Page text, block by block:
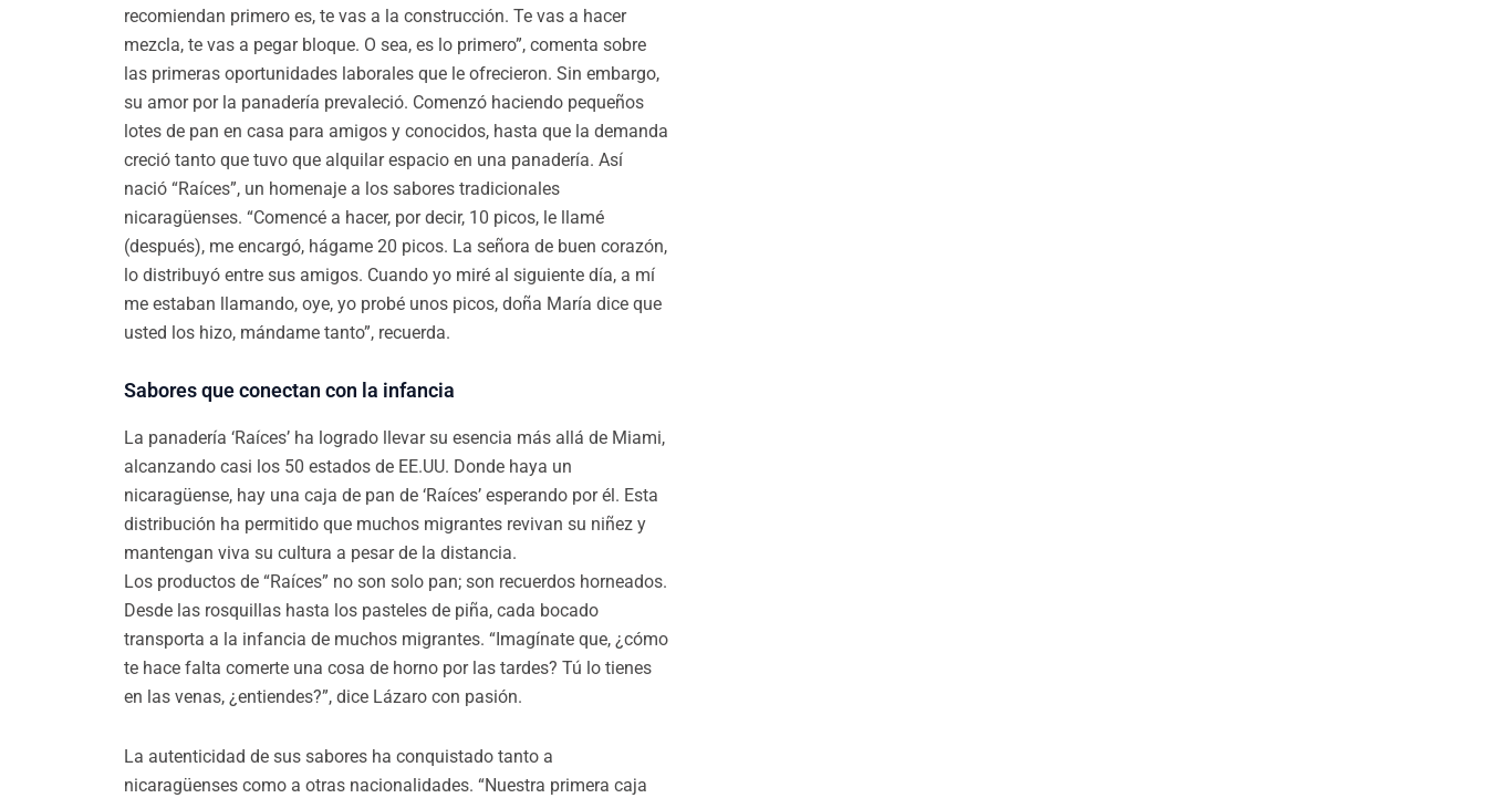
recomiendan primero es, te vas a la construcción. Te vas a hacer
mezcla, te vas a pegar bloque. O sea, es lo primero”, comenta sobre
las primeras oportunidades laborales que le ofrecieron. Sin embargo,
su amor por la panadería prevaleció. Comenzó haciendo pequeños
lotes de pan en casa para amigos y conocidos, hasta que la demanda
creció tanto que tuvo que alquilar espacio en una panadería. Así
nació “Raíces”, un homenaje a los sabores tradicionales
nicaragüenses. “Comencé a hacer, por decir, 10 picos, le llamé
(después), me encargó, hágame 20 picos. La señora de buen corazón,
lo distribuyó entre sus amigos. Cuando yo miré al siguiente día, a mí
me estaban llamando, oye, yo probé unos picos, doña María dice que
usted los hizo, mándame tanto”, recuerda.
Sabores que conectan con la infancia
La panadería ‘Raíces’ ha logrado llevar su esencia más allá de Miami,
alcanzando casi los 50 estados de EE.UU. Donde haya un
nicaragüense, hay una caja de pan de ‘Raíces’ esperando por él. Esta
distribución ha permitido que muchos migrantes revivan su niñez y
mantengan viva su cultura a pesar de la distancia.
Los productos de “Raíces” no son solo pan; son recuerdos horneados.
Desde las rosquillas hasta los pasteles de piña, cada bocado
transporta a la infancia de muchos migrantes. “Imagínate que, ¿cómo
te hace falta comerte una cosa de horno por las tardes? Tú lo tienes
en las venas, ¿entiendes?”, dice Lázaro con pasión.
La autenticidad de sus sabores ha conquistado tanto a
nicaragüenses como a otras nacionalidades. “Nuestra primera caja